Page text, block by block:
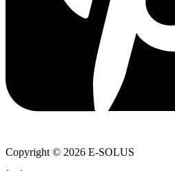
Copyright © 2026 E-SOLUS